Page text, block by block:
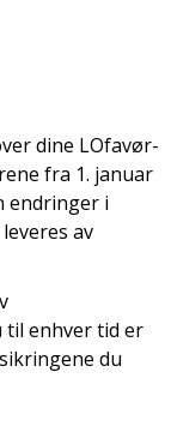
dine LOfavør-
fra 1. januar
endringer i
av
enhver tid er
du